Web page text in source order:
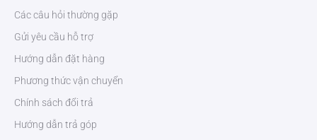
Nhiệt độ hoạt động
Độ ẩm
Kích thước (LxHxW)
Trọng lượng
Các câu hỏi thường gặp
Gửi yêu cầu hỗ trợ
Hướng dẫn đặt hàng
Phương thức vận chuyển
Chính sách đổi trả
Hướng dẫn trả góp